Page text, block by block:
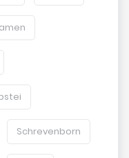
Schrevenborn